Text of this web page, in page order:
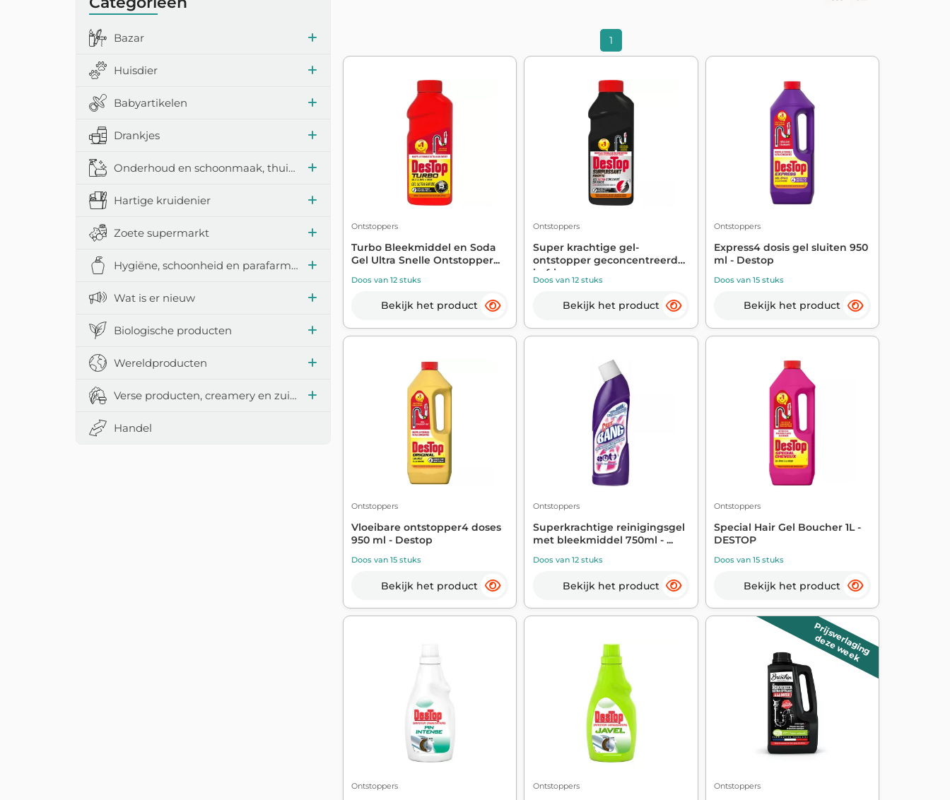
Bazar
Huisdier
Babyartikelen
Drankjes
Onderhoud en schoonmaak, thuisaccessoires
Hartige kruidenier
Zoete supermarkt
Hygiëne, schoonheid en parafarmacie
Wat is er nieuw
Biologische producten
Wereldproducten
Verse producten, creamery en zuivelproducten
Handel
1
Ontstoppers
Turbo Bleekmiddel en Soda
Gel Ultra Snelle Ontstopper...
Doos van 12 stuks
Bekijk het product
Ontstoppers
Super krachtige gel-
ontstopper geconcentreerd
in fris...
Doos van 12 stuks
Bekijk het product
Ontstoppers
Express4 dosis gel sluiten 950
ml - Destop
Doos van 15 stuks
Bekijk het product
Ontstoppers
Vloeibare ontstopper4 doses
950 ml - Destop
Doos van 15 stuks
Bekijk het product
Ontstoppers
Superkrachtige reinigingsgel
met bleekmiddel 750ml - ...
Doos van 12 stuks
Bekijk het product
Ontstoppers
Special Hair Gel Boucher 1L -
DESTOP
Doos van 15 stuks
Bekijk het product
Ontstoppers Ontstoppers
Prijsverlaging
deze week
Ontstoppers